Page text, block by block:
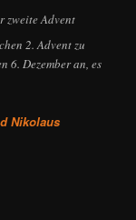
zweite Advent
2. Advent zu
6. Dezember an, es
Nikolaus